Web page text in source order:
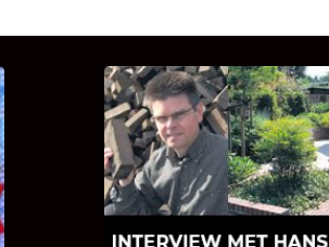
INTERVIEW MET
BOEREMA
Hoe Bricks and Stones
wat Hans Boerema